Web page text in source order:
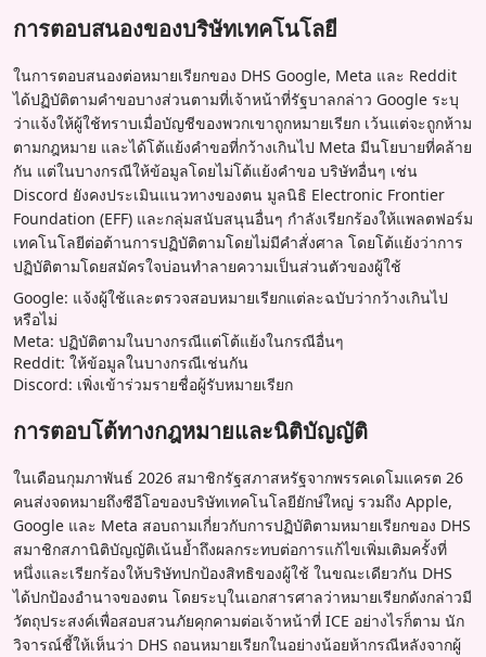
การตอบสนองของบริษัทเทคโนโลยี
ในการตอบสนองต่อหมายเรียกของ DHS Google, Meta และ Reddit
ได้ปฏิบัติตามคำขอบางส่วนตามที่เจ้าหน้าที่รัฐบาลกล่าว Google ระบุ
ว่าแจ้งให้ผู้ใช้ทราบเมื่อบัญชีของพวกเขาถูกหมายเรียก เว้นแต่จะถูกห้าม
ตามกฎหมาย และได้โต้แย้งคำขอที่กว้างเกินไป Meta มีนโยบายที่คล้าย
กัน แต่ในบางกรณีให้ข้อมูลโดยไม่โต้แย้งคำขอ บริษัทอื่นๆ เช่น
Discord ยังคงประเมินแนวทางของตน มูลนิธิ Electronic Frontier
Foundation (EFF) และกลุ่มสนับสนุนอื่นๆ กำลังเรียกร้องให้แพลตฟอร์ม
เทคโนโลยีต่อต้านการปฏิบัติตามโดยไม่มีคำสั่งศาล โดยโต้แย้งว่าการ
ปฏิบัติตามโดยสมัครใจบ่อนทำลายความเป็นส่วนตัวของผู้ใช้
Google: แจ้งผู้ใช้และตรวจสอบหมายเรียกแต่ละฉบับว่ากว้างเกินไป
หรือไม่
Meta: ปฏิบัติตามในบางกรณีแต่โต้แย้งในกรณีอื่นๆ
Reddit: ให้ข้อมูลในบางกรณีเช่นกัน
Discord: เพิ่งเข้าร่วมรายชื่อผู้รับหมายเรียก
การตอบโต้ทางกฎหมายและนิติบัญญัติ
ในเดือนกุมภาพันธ์ 2026 สมาชิกรัฐสภาสหรัฐจากพรรคเดโมแครต 26
คนส่งจดหมายถึงซีอีโอของบริษัทเทคโนโลยียักษ์ใหญ่ รวมถึง Apple,
Google และ Meta สอบถามเกี่ยวกับการปฏิบัติตามหมายเรียกของ DHS
สมาชิกสภานิติบัญญัติเน้นย้ำถึงผลกระทบต่อการแก้ไขเพิ่มเติมครั้งที่
หนึ่งและเรียกร้องให้บริษัทปกป้องสิทธิของผู้ใช้ ในขณะเดียวกัน DHS
ได้ปกป้องอำนาจของตน โดยระบุในเอกสารศาลว่าหมายเรียกดังกล่าวมี
วัตถุประสงค์เพื่อสอบสวนภัยคุกคามต่อเจ้าหน้าที่ ICE อย่างไรก็ตาม นัก
วิจารณ์ชี้ให้เห็นว่า DHS ถอนหมายเรียกในอย่างน้อยห้ากรณีหลังจากผู้